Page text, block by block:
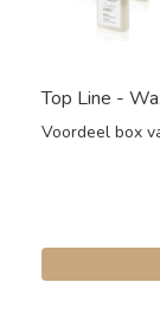
Top Line -
Voordeel box